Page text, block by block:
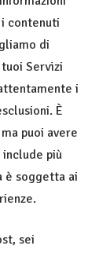
contenuti
di
Servizi
i
È
puoi avere
include più
è soggetta ai
sei